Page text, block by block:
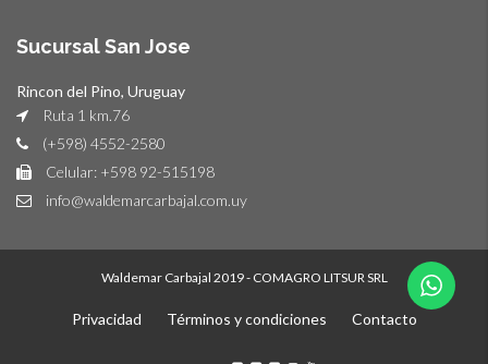
Sucursal San Jose
Rincon del Pino, Uruguay
Ruta 1 km.76
(+598) 4552-2580
Celular: +598 92-515198
info@waldemarcarbajal.com.uy
Waldemar Carbajal 2019 - COMAGRO LITSUR SRL
Privacidad Términos y condiciones Contacto